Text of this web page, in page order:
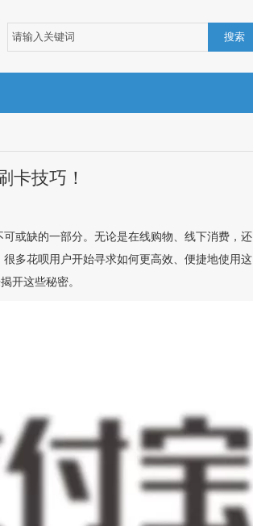
搜索
卡技巧！
或缺的一部分。无论是在线购物、线下消费，还
多花呗用户开始寻求如何更高效、便捷地使用这
开这些秘密。